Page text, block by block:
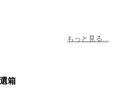
もっと見る...
箱